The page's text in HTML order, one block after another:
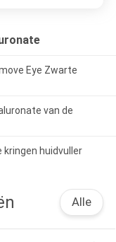
Eye Zwarte
van de
huidvuller
Alle